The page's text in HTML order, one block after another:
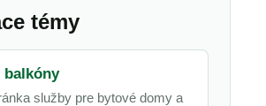
témy
balkóny
služby pre bytové domy a